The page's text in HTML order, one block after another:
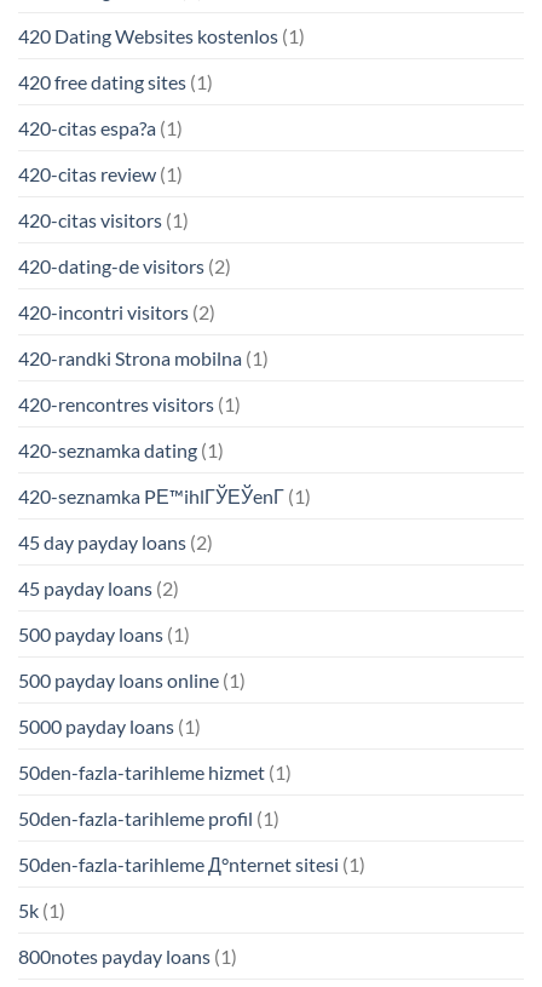
420 Dating Websites kostenlos (1)
420 free dating sites (1)
420-citas espa?a (1)
420-citas review (1)
420-citas visitors (1)
420-dating-de visitors (2)
420-incontri visitors (2)
420-randki Strona mobilna (1)
420-rencontres visitors (1)
420-seznamka dating (1)
420-seznamka PЕ™ihlГЎЕЎenГ­ (1)
45 day payday loans (2)
45 payday loans (2)
500 payday loans (1)
500 payday loans online (1)
5000 payday loans (1)
50den-fazla-tarihleme hizmet (1)
50den-fazla-tarihleme profil (1)
50den-fazla-tarihleme Д°nternet sitesi (1)
5k (1)
800notes payday loans (1)